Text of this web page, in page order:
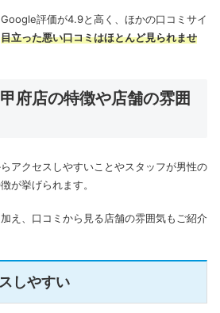
評価が4.9と高く、ほかの口コミサイ
目立った悪い口コミはほとんど見られませ
府店の特徴や店舗の雰囲
アクセスしやすいことやスタッフが男性の
が挙げられます。
え、口コミから見る店舗の雰囲気もご紹介
しやすい